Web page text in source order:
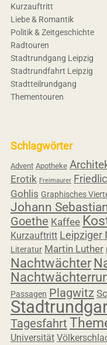
Kurzauftritt
Liebe & Romantik
Politik & Zeitgeschichte
Radtouren
Stadtrundgang Leipzig
Stadtrundfahrt Leipzig
Stadtteilrundgang
Thementouren
Schlagwörter
Advent Apotheke
Erotik Freimaurer
Gohlis Graphisches
Johann
Goethe Kaffee
Kurzauftritt Leipziger
Literatur Martin Luther
Nachtwächter
Passagen Plagwitz
Tagesfahrt
Universität